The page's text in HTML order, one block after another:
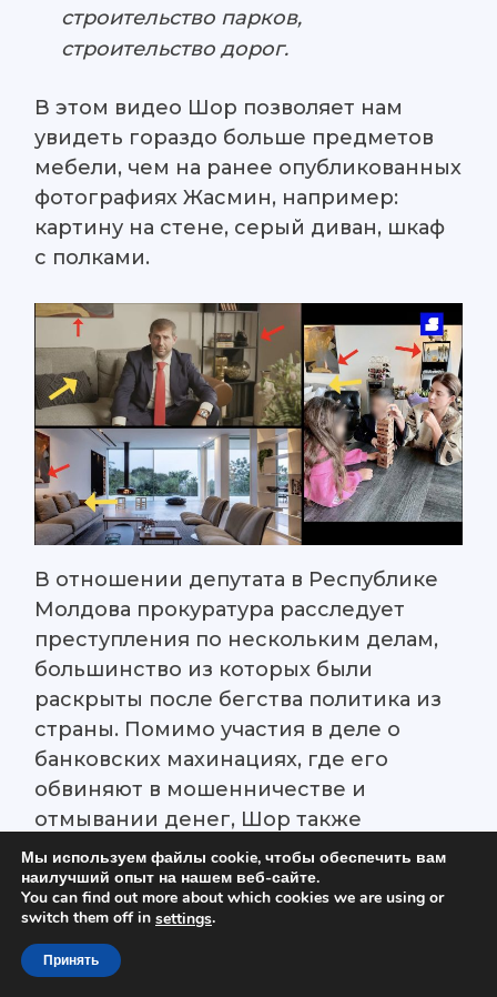
строительство парков,
строительство дорог.
В этом видео Шор позволяет нам
увидеть гораздо больше предметов
мебели, чем на ранее опубликованных
фотографиях Жасмин, например:
картину на стене, серый диван, шкаф
с полками.
В отношении депутата в Республике
Молдова прокуратура расследует
преступления по нескольким делам,
большинство из которых были
раскрыты после бегства политика из
страны. Помимо участия в деле о
банковских махинациях, где его
обвиняют в мошенничестве и
отмывании денег, Шор также
находится под следствием за ложные
заявления. Депутат не сообщил
Национальному органу по
неподкупности обо всех активах,
которыми владеет его семья, а также
Мы используем файлы cookie, чтобы обеспечить вам
наилучший опыт на нашем веб-сайте.
You can find out more about which cookies we are using or
switch them off in settings.
Принять